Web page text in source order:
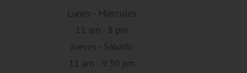
Lunes - Miércoles
11 am - 8 pm
Jueves - Sábado
11 am - 9:30 pm